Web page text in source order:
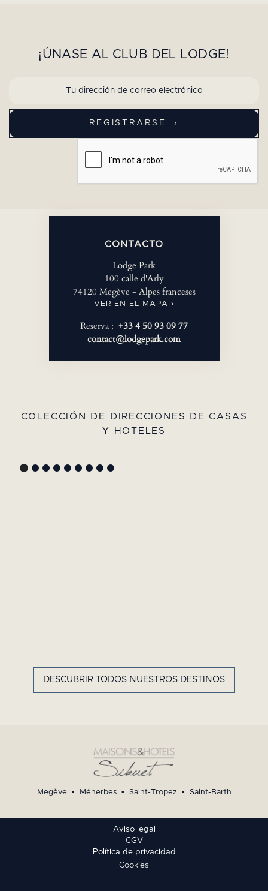
¡ÚNASE AL CLUB DEL LODGE!
CONTACTO
Lodge Park
100 calle d'Arly
74120 Megève - Alpes franceses
VER EN EL MAPA ›
Reserva : +33 4 50 93 09 77
contact@lodgepark.com
COLECCIÓN DE DIRECCIONES DE CASAS
Y HOTELES
DESCUBRIR TODOS NUESTROS DESTINOS
Megève • Ménerbes• Saint-Tropez • Saint-Barth
Aviso legal
CGV
Política de privacidad
Cookies